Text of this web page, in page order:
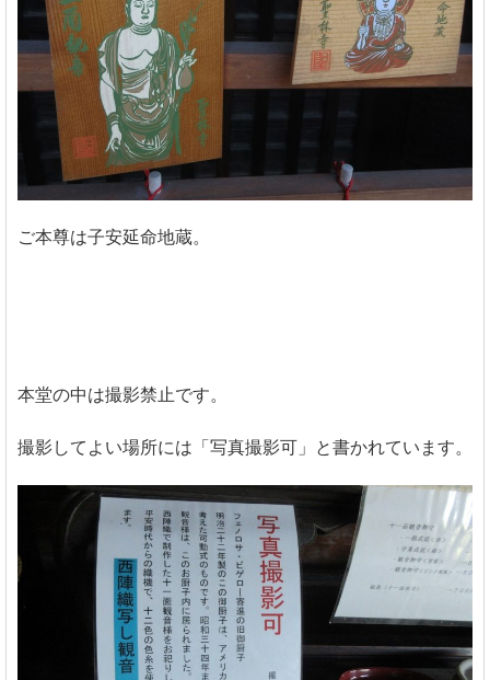
ご本尊は子安延命地蔵。
本堂の中は撮影禁止です。
撮影してよい場所には「写真撮影可」と書かれています。